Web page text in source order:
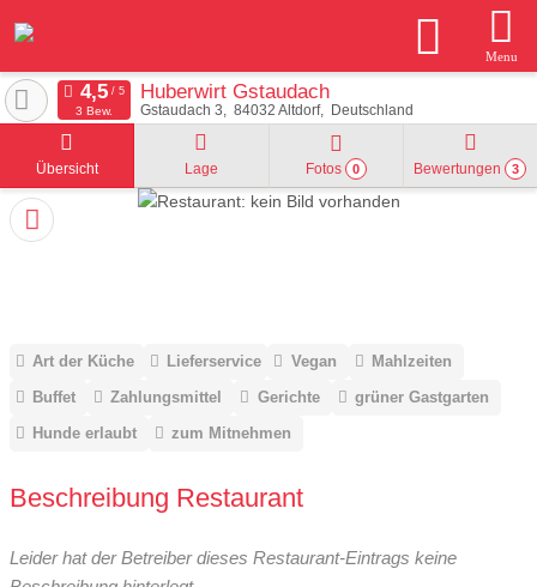
Menu
Huberwirt Gstaudach
Gstaudach 3 84032 Altdorf Deutschland
3 Bew.
Übersicht Lage Fotos 0 Bewertungen 3
Art der Küche Lieferservice Vegan
Mahlzeiten
Buffet
Zahlungsmittel Gerichte
grüner Gastgarten
Hunde erlaubt
zum Mitnehmen
Beschreibung Restaurant
Leider hat der Betreiber dieses Restaurant-Eintrags keine